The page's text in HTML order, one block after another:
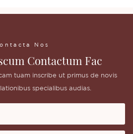
Nos
Contactum Fac
tuam inscribe ut primus de novis
specialibus audias.